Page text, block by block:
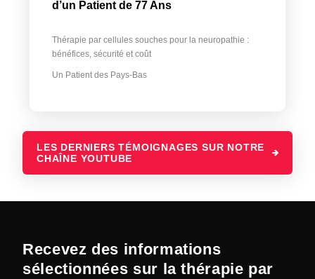
d’un Patient de 77 Ans
Thérapie par cellules souches pour la neuropathie :
bénéfices, sécurité et coût
Un Patient des Pays-Bas
LES DERNIERS TÉMOIGNAGES SUR NOTRE
CHAÎNE YOUTUBE
Recevez des informations
sélectionnées sur la thérapie par